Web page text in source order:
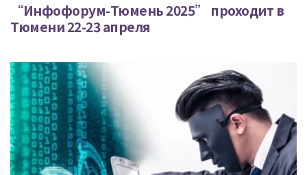
“Инфофорум-Тюмень 2025” проходит в
Тюмени 22-23 апреля